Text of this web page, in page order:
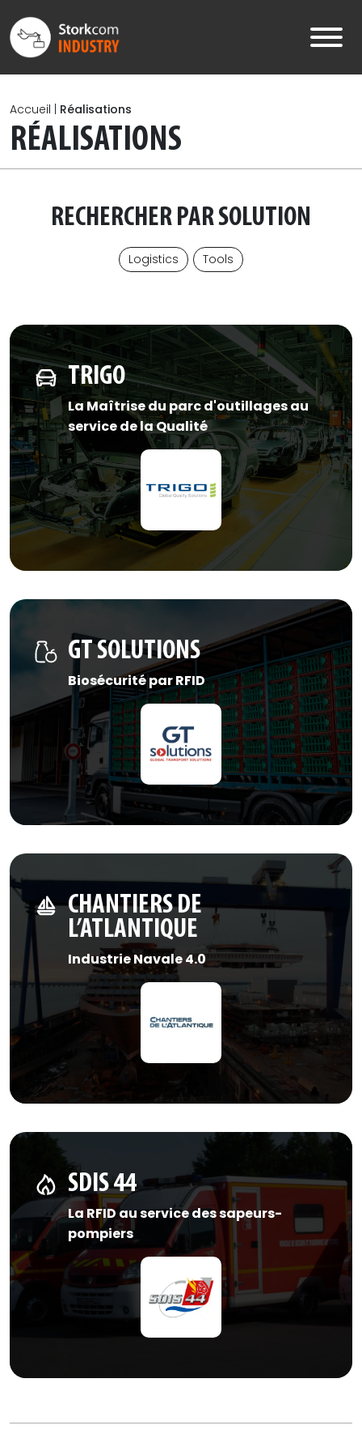
Accueil Réalisations
RÉALISATIONS
RECHERCHER PAR SOLUTION
Logistics Tools
TRIGO
La Maîtrise du parc d'outillages au
service de la Qualité
GT SOLUTIONS
Biosécurité par RFID
CHANTIERS DE
L’ATLANTIQUE
Industrie Navale 4.0
SDIS 44
La RFID au service des sapeurs-
pompiers